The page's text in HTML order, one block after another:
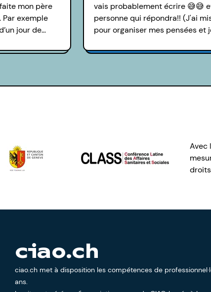
mon père
exemple
jour de…
vais probablement écrire 😅😅
personne qui répondra!! (J'ai
pour organiser mes pensées et
Avec
ciao.ch
ciao.ch met à disposition les compétences de
ans.